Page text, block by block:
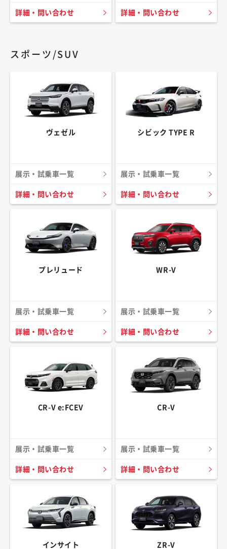
詳細・問い合わせ 詳細・問い合わせ
スポーツ/SUV
ヴェゼル
展示・試乗車一覧
詳細・問い合わせ
シビック TYPE R
展示・試乗車一覧
詳細・問い合わせ
プレリュード
展示・試乗車一覧
詳細・問い合わせ
WR-V
展示・試乗車一覧
詳細・問い合わせ
CR-V e:FCEV
展示・試乗車一覧
詳細・問い合わせ
CR-V
展示・試乗車一覧
詳細・問い合わせ
インサイト ZR-V